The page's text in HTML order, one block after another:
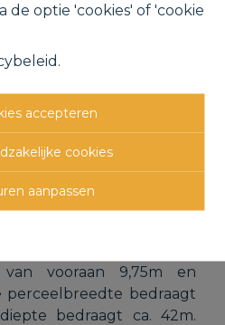
de optie 'cookies' of 'cookie
.
accepteren
cookies
aanpassen
bouwgrond voor een
heeft een
scholen, het openbaar
verbindingswegen. De
als volgt: 2 bouwlagen
vooraan 9,75m en
perceelbreedte bedraagt
bedraagt ca. 42m.